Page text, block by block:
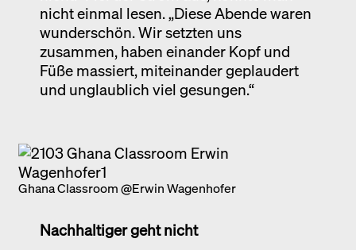
nicht einmal lesen. „Diese Abende waren
wunderschön. Wir setzten uns
zusammen, haben einander Kopf und
Füße massiert, miteinander geplaudert
und unglaublich viel gesungen.“
Ghana Classroom @Erwin Wagenhofer
Nachhaltiger geht nicht